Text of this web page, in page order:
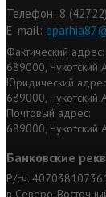
Телефон: 8
Е-mail:
Фактический адрес:
689000, Чукотский
Юридический
689000, Чукотский
Почтовый адрес:
689000,
Банковские
Р/сч.
в Северо-